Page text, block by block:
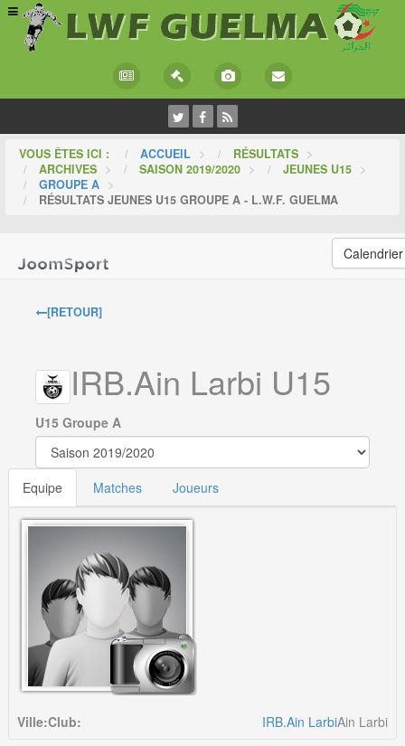
VOUS ÊTES ICI : ACCUEIL > RÉSULTATS >
ARCHIVES > SAISON 2019/2020 > JEUNES U15 >
GROUPE A >
RÉSULTATS JEUNES U15 GROUPE A - L.W.F. GUELMA
Calendrier
[RETOUR]
IRB.Ain Larbi U15
U15 Groupe A
Equipe Matches Joueurs
Ville: Ain Larbi
Club: IRB.Ain Larbi